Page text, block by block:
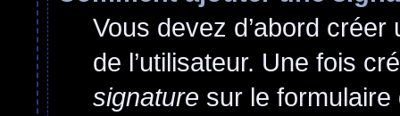
Vous devez d’abord
de l’utilisateur. Une fois
signature sur le